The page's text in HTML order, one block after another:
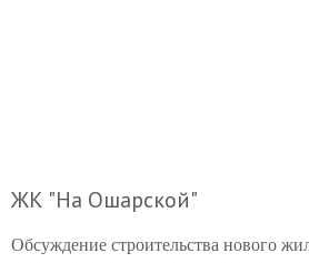
ЖК "На Ошарской"
Обсуждение строительства нового